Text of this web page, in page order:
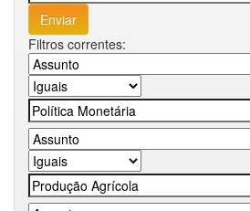
Filtros correntes: